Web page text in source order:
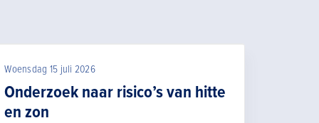
Woensdag 15 juli 2026
Onderzoek naar risico’s van hitte
en zon